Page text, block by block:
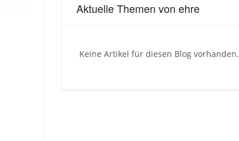
Aktuelle Themen von ehre
Keine Artikel für diesen Blog vorhanden.